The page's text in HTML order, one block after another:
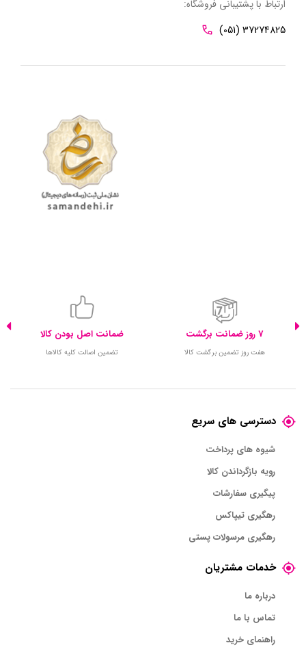
ارتباط با پشتیبانی فروشگاه:
(051) 37274825
7 روز ضمانت برگشت
هفت روز تضمین برگشت کالا
ضمانت اصل بودن کالا
تضمین اصالت کلیه کالاها
دسترسی های سریع
شیوه های پرداخت
رویه بازگرداندن کالا
پیگیری سفارشات
رهگیری تیپاکس
رهگیری مرسولات پستی
خدمات مشتریان
درباره ما
تماس با ما
راهنمای خرید